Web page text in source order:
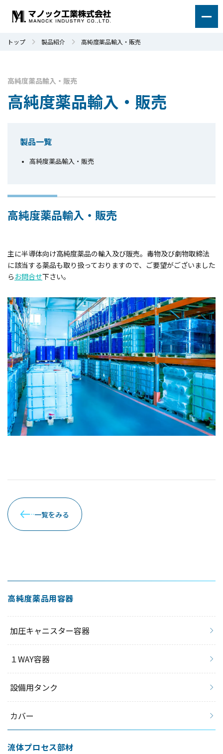
トップ 製品紹介 高純度薬品輸入・販売
高純度薬品輸入・販売
高純度薬品輸入・販売
製品一覧
高純度薬品輸入・販売
高純度薬品輸入・販売
主に半導体向け高純度薬品の輸入及び販売。毒物及び劇物取締法
に該当する薬品も取り扱っておりますので、ご要望がございました
ら お問合せ下さい。
一覧をみる
高純度薬品用容器
加圧キャニスター容器
１WAY容器
設備用タンク
カバー
流体プロセス部材